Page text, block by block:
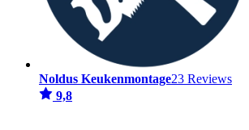
Noldus Keukenmontage23 Reviews
9,8